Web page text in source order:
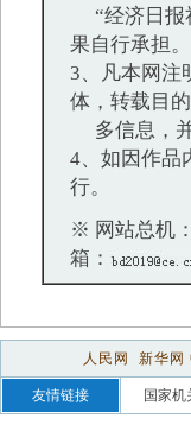
“经济日报
果自行承担。
3、凡本网注
体，转载目
多信息，并
4、如因作品
行。
※ 网站总机
箱：
人民网 新华网
友情链接 国家机